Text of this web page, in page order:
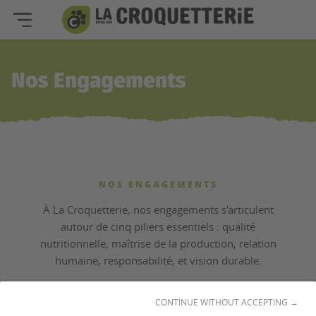
CONTINUE WITHOUT ACCEPTING →
Nos Engagements
NOS ENGAGEMENTS
À La Croquetterie, nos engagements s'articulent
autour de cinq piliers essentiels : qualité
nutritionnelle, maîtrise de la production, relation
humaine, responsabilité, et vision durable.